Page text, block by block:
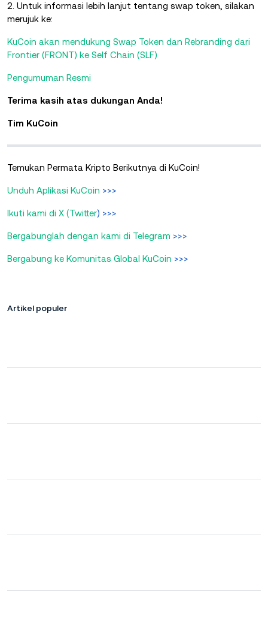
2. Untuk informasi lebih lanjut tentang swap token, silakan
merujuk ke:
KuCoin akan mendukung Swap Token dan Rebranding dari
Frontier (FRONT) ke Self Chain (SLF)
Pengumuman Resmi
Terima kasih atas dukungan Anda!
Tim KuCoin
Temukan Permata Kripto Berikutnya di KuCoin!
Unduh Aplikasi KuCoin >>>
Ikuti kami di X (Twitter) >>>
Bergabunglah dengan kami di Telegram >>>
Bergabung ke Komunitas Global KuCoin >>>
Artikel populer